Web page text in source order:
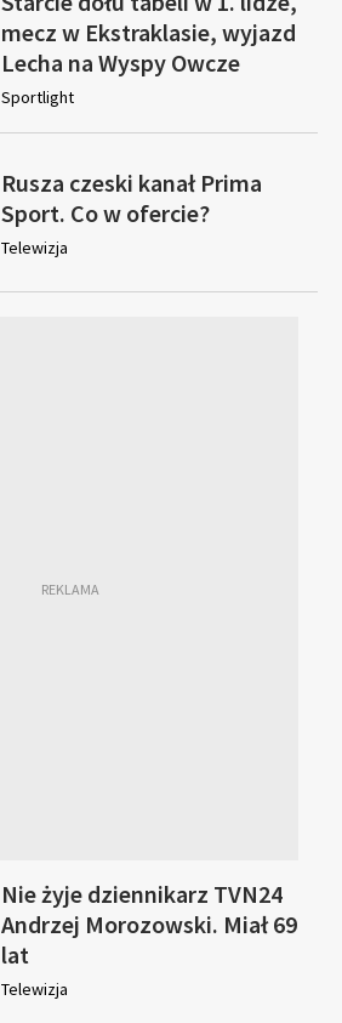
mecz w Ekstraklasie, wyjazd
Lecha na Wyspy Owcze
Sportlight
Rusza czeski kanał Prima
Sport. Co w ofercie?
Telewizja
Nie żyje dziennikarz TVN24
Andrzej Morozowski. Miał 69
lat
Telewizja